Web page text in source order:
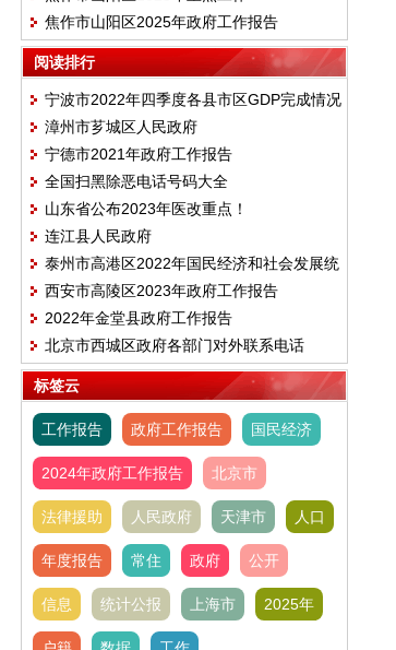
焦作市山阳区2025年政府工作报告
阅读排行
宁波市2022年四季度各县市区GDP完成情况
漳州市芗城区人民政府
宁德市2021年政府工作报告
全国扫黑除恶电话号码大全
山东省公布2023年医改重点！
连江县人民政府
泰州市高港区2022年国民经济和社会发展统
计公报
西安市高陵区2023年政府工作报告
2022年金堂县政府工作报告
北京市西城区政府各部门对外联系电话
标签云
工作报告 政府工作报告 国民经济
2024年政府工作报告 北京市
法律援助 人民政府 天津市 人口
年度报告 常住 政府 公开
信息 统计公报 上海市 2025年